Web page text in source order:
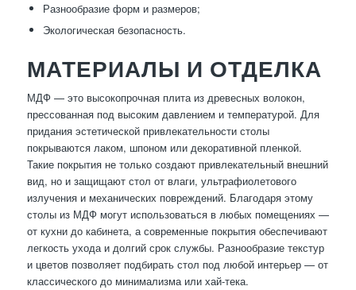
Разнообразие форм и размеров;
Экологическая безопасность.
МАТЕРИАЛЫ И ОТДЕЛКА
МДФ — это высокопрочная плита из древесных волокон,
прессованная под высоким давлением и температурой. Для
придания эстетической привлекательности столы
покрываются лаком, шпоном или декоративной пленкой.
Такие покрытия не только создают привлекательный внешний
вид, но и защищают стол от влаги, ультрафиолетового
излучения и механических повреждений. Благодаря этому
столы из МДФ могут использоваться в любых помещениях —
от кухни до кабинета, а современные покрытия обеспечивают
легкость ухода и долгий срок службы. Разнообразие текстур
и цветов позволяет подбирать стол под любой интерьер — от
классического до минимализма или хай-тека.